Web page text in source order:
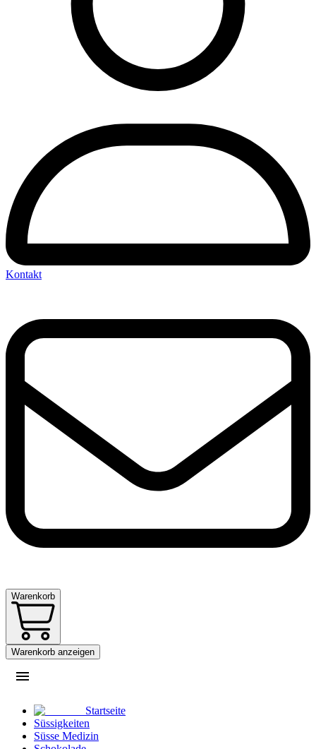
Kontakt
Warenkorb
Warenkorb anzeigen
Startseite
Süssigkeiten
Süsse Medizin